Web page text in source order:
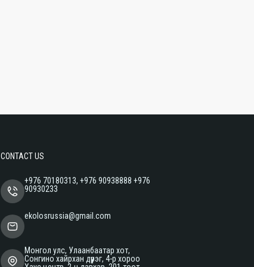
CONTACT US
+976 70180313, +976 90938888 +976
90930233
ekolosrussia@gmail.com
Монгол улс, Улаанбаатар хот,
Сонгино хайрхан дүүрэг, 4-р хороо